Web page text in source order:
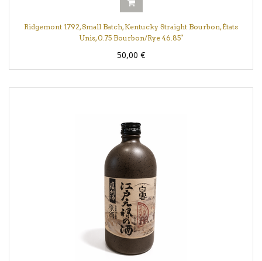
Ridgemont 1792, Small Batch, Kentucky Straight Bourbon, États
Unis, 0.75 Bourbon/Rye 46.85°
50,00 €